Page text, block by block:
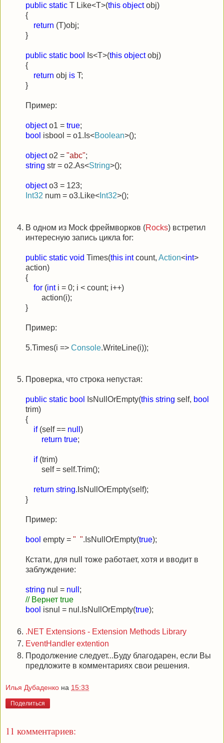
public static T Like<T>(this objectobj)
{
return (T)obj;
}
public static bool Is<T>(this objectobj)
{
return obj is T;
}
Пример:
objecto1 = true;
bool isbool = o1.Is<Boolean>();
objecto2 = "abc";
string str = o2.As<String>();
objecto3 = 123;
Int32 num = o3.Like< Int32>();
В одном из Mock фреймворков (Rocks) встретил
интересную запись цикла for:
public static void Times(this intcount, Action<int>
action)
{
for (inti = 0; i < count; i++)
action(i);
}
Пример:
5.Times(i => Console.WriteLine(i));
Проверка, что строка непустая:
public static bool IsNullOrEmpty(this string self, bool
trim)
{
if(self == null )
return true;
if(trim)
self = self.Trim();
return string.IsNullOrEmpty(self);
}
Пример:
bool empty = " ".IsNullOrEmpty(true);
Кстати, для null тоже работает, хотя и вводит в
заблуждение:
string nul = null ;
// Вернет true
bool isnul = nul.IsNullOrEmpty(true);
.NET Extensions - Extension Methods Library
EventHandler extention
Продолжение следует...Буду благодарен, если Вы
предложите в комментариях свои решения.
Илья Дубаденко на 15:33
Поделиться
11 комментариев: